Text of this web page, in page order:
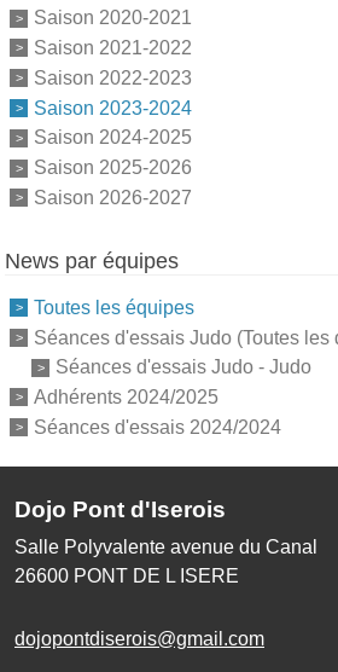
Saison 2020-2021
Saison 2021-2022
Saison 2022-2023
Saison 2023-2024
Saison 2024-2025
Saison 2025-2026
Saison 2026-2027
News par équipes
Toutes les équipes
Séances d'essais Judo (Toutes les
Séances d'essais Judo - Judo
Adhérents 2024/2025
Séances d'essais 2024/2024
Dojo Pont d'Iserois
Salle Polyvalente avenue du Canal
26600 PONT DE L ISERE
dojopontdiserois@gmail.com